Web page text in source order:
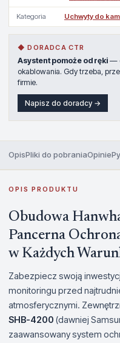
Kategoria Uchwyty do
◆ DORADCA CTR
Asystent pomoże od ręki —
okablowania. Gdy trzeba,
firmie.
Napisz do doradcy →
OpisPliki do pobraniaOpinie
OPIS PRODUKTU
Obudowa
Pancerna
w Każdych
Zabezpiecz swoją
monitoringu przed
atmosferycznymi.
SHB-4200 (dawniej
zaawansowany system